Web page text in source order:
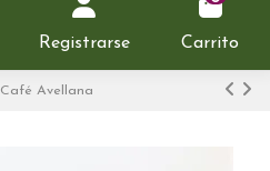
Registrarse Carrito
Café Avellana